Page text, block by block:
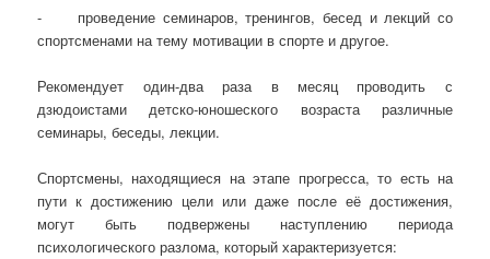
- проведение семинаров, тренингов, бесед и лекций со
спортсменами на тему мотивации в спорте и другое.
Рекомендует один-два раза в месяц проводить с
дзюдоистами детско-юношеского возраста различные
семинары, беседы, лекции.
Спортсмены, находящиеся на этапе прогресса, то есть на
пути к достижению цели или даже после её достижения,
могут быть подвержены наступлению периода
психологического разлома, который характеризуется: